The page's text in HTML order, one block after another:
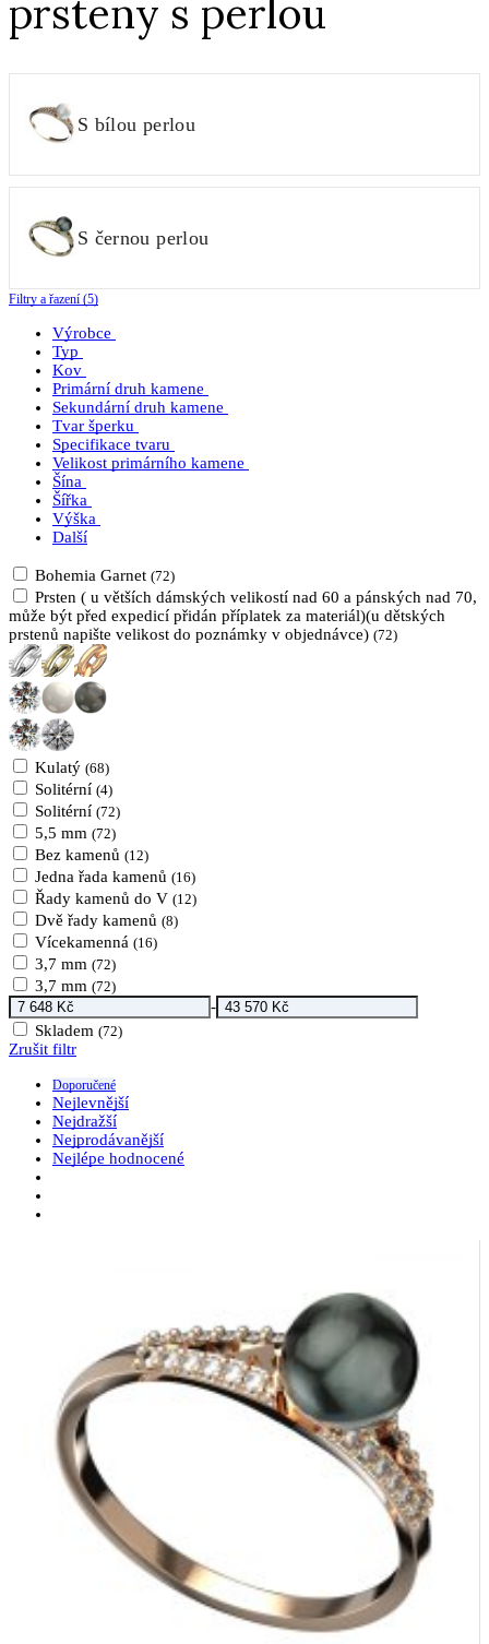
prsteny s perlou
S bílou perlou
S černou perlou
Filtry a řazení (5)
Výrobce
Typ
Kov
Primární druh kamene
Sekundární druh kamene
Tvar šperku
Specifikace tvaru
Velikost primárního kamene
Šína
Šířka
Výška
Další
Bohemia Garnet (72)
Prsten ( u větších dámských velikostí nad 60 a pánských nad 70,
může být před expedicí přidán příplatek za materiál)(u dětských
prstenů napište velikost do poznámky v objednávce) (72)
Kulatý (68)
Solitérní (4)
Solitérní (72)
5,5 mm (72)
Bez kamenů (12)
Jedna řada kamenů (16)
Řady kamenů do V (12)
Dvě řady kamenů (8)
Vícekamenná (16)
3,7 mm (72)
3,7 mm (72)
-
Skladem (72)
Zrušit filtr
Doporučené
Nejlevnější
Nejdražší
Nejprodávanější
Nejlépe hodnocené